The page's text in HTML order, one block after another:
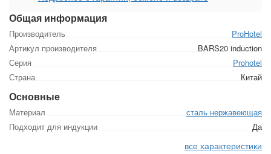
Общая информация
Производитель
ProHotel
Артикул производителя
BARS20 induction
Серия
Prohotel
Страна
Китай
Основные
Материал
сталь нержавеющая
Подходит для индукции
Да
все характеристики